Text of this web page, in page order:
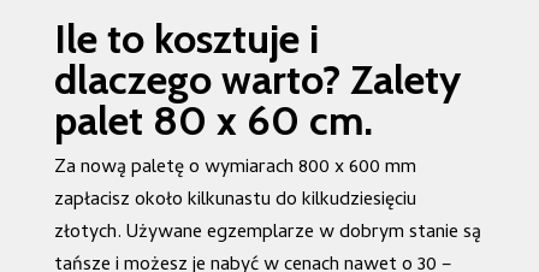
Ile to kosztuje i
dlaczego warto? Zalety
palet 80 x 60 cm.
Za nową paletę o wymiarach 800 x 600 mm
zapłacisz około kilkunastu do kilkudziesięciu
złotych. Używane egzemplarze w dobrym stanie są
tańsze i możesz je nabyć w cenach nawet o 30 –